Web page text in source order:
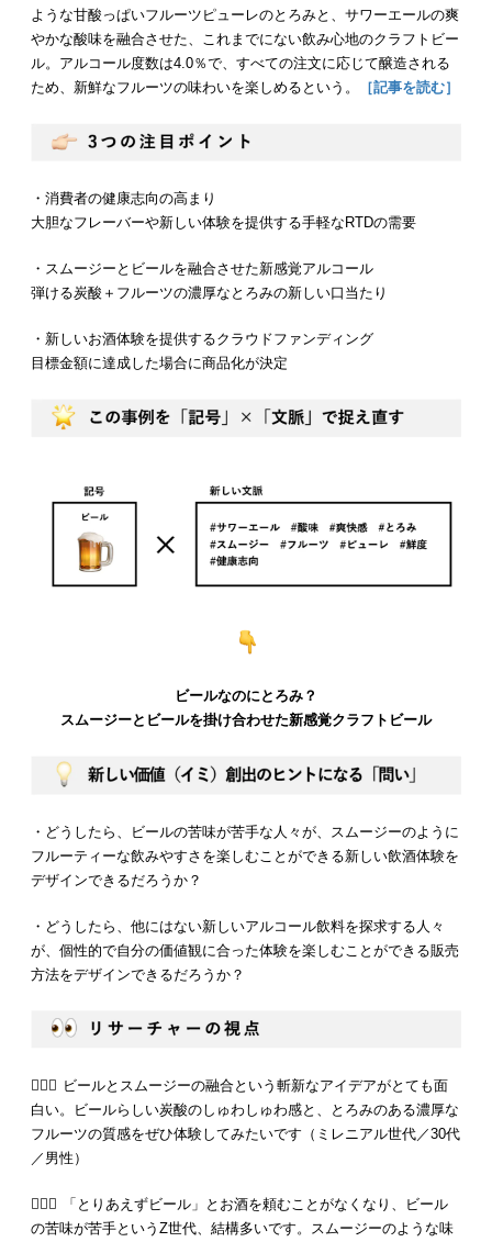
ような甘酸っぱいフルーツピューレのとろみと、サワーエールの爽
やかな酸味を融合させた、これまでにない飲み心地のクラフトビー
ル。アルコール度数は4.0％で、すべての注文に応じて醸造される
ため、新鮮なフルーツの味わいを楽しめるという。
［記事を読む］
・消費者の健康志向の高まり
大胆なフレーバーや新しい体験を提供する手軽なRTDの需要
・スムージーとビールを融合させた新感覚アルコール
弾ける炭酸＋フルーツの濃厚なとろみの新しい口当たり
・新しいお酒体験を提供するクラウドファンディング
目標金額に達成した場合に商品化が決定
ビールなのにとろみ？
スムージーとビールを掛け合わせた新感覚クラフトビール
・どうしたら、ビールの苦味が苦手な人々が、スムージーのように
フルーティーな飲みやすさを楽しむことができる新しい飲酒体験を
デザインできるだろうか？
・どうしたら、他にはない新しいアルコール飲料を探求する人々
が、個性的で自分の価値観に合った体験を楽しむことができる販売
方法をデザインできるだろうか？
💁🏻‍♂️ ビールとスムージーの融合という斬新なアイデアがとても面
白い。ビールらしい炭酸のしゅわしゅわ感と、とろみのある濃厚な
フルーツの質感をぜひ体験してみたいです（ミレニアル世代／30代
／男性）
💁🏻‍♀️ 「とりあえずビール」とお酒を頼むことがなくなり、ビール
の苦味が苦手というZ世代、結構多いです。スムージーのような味